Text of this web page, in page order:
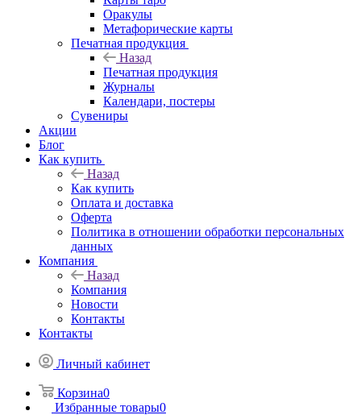
Оракулы
Метафорические карты
Печатная продукция
Назад
Печатная продукция
Журналы
Календари, постеры
Сувениры
Акции
Блог
Как купить
Назад
Как купить
Оплата и доставка
Оферта
Политика в отношении обработки персональных
данных
Компания
Назад
Компания
Новости
Контакты
Контакты
Личный кабинет
Корзина0
Избранные товары0